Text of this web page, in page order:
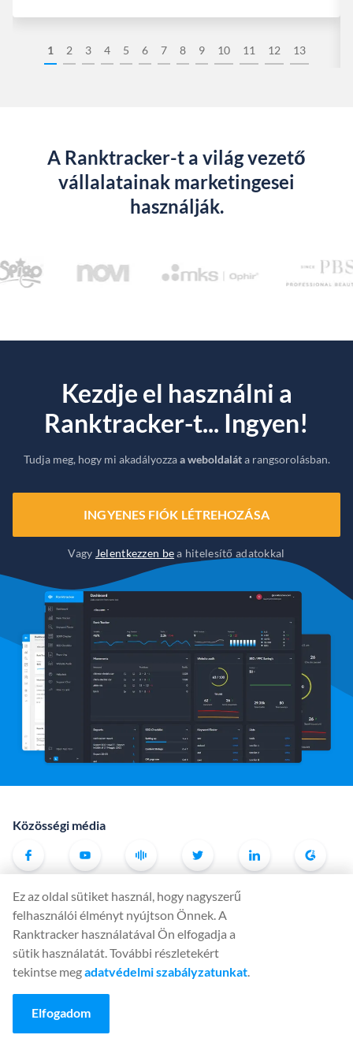
1 2 3 4 5 6 7 8 9 10 11 12 13
A Ranktracker-t a világ vezető
vállalatainak marketingesei
használják.
Kezdje el használni a
Ranktracker-t... Ingyen!
Tudja meg, hogy mi akadályozzaa weboldaláta rangsorolásban.
INGYENES FIÓK LÉTREHOZÁSA
Vagy Jelentkezzen bea hitelesítő adatokkal
Közösségi média
Eszközök
Rank Tracker
Keyword Finder
SERP Checker
Web Audit
Backlink Checker
Ez az oldal sütiket használ, hogy nagyszerű
felhasználói élményt nyújtson Önnek. A
Ranktracker használatával Ön elfogadja a
sütik használatát. További részletekért
tekintse megadatvédelmi szabályzatunkat.
Elfogadom